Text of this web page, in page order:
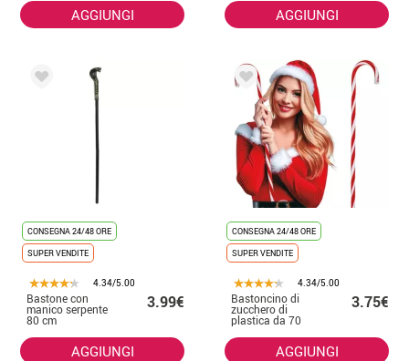
AGGIUNGI AGGIUNGI
CONSEGNA 24/48 ORE
SUPER VENDITE
4.34/5.00
Bastone con
manico serpente
80 cm
3.99€
AGGIUNGI
CONSEGNA 24/48 ORE
SUPER VENDITE
4.34/5.00
Bastoncino di
zucchero di
plastica da 70
cm, imitazione di
Natale
3.75€
AGGIUNGI